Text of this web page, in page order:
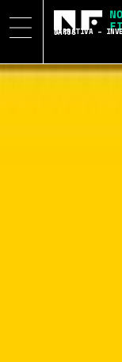
NARRATIVA – INVESTIGACIÓN – DATOS